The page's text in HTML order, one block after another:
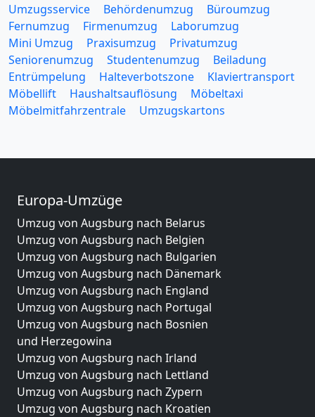
Umzugsservice Behördenumzug
Büroumzug
Fernumzug
Firmenumzug
Laborumzug
Mini Umzug
Praxisumzug
Privatumzug
Seniorenumzug
Studentenumzug
Beiladung
Entrümpelung
Halteverbotszone
Klaviertransport
Möbellift
Haushaltsauflösung
Möbeltaxi
Möbelmitfahrzentrale
Umzugskartons
Europa-Umzüge
Umzug von Augsburg nach Belarus
Umzug von Augsburg nach Belgien
Umzug von Augsburg nach Bulgarien
Umzug von Augsburg nach Dänemark
Umzug von Augsburg nach England
Umzug von Augsburg nach Portugal
Umzug von Augsburg nach Bosnien
und Herzegowina
Umzug von Augsburg nach Irland
Umzug von Augsburg nach Lettland
Umzug von Augsburg nach Zypern
Umzug von Augsburg nach Kroatien